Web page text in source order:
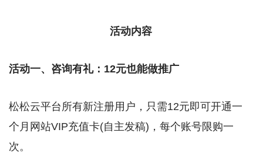
活动内容
活动一、咨询有礼：12元也能做推广
松松云平台所有新注册用户，只需12元即可开通一
个月网站VIP充值卡(自主发稿)，每个账号限购一
次。